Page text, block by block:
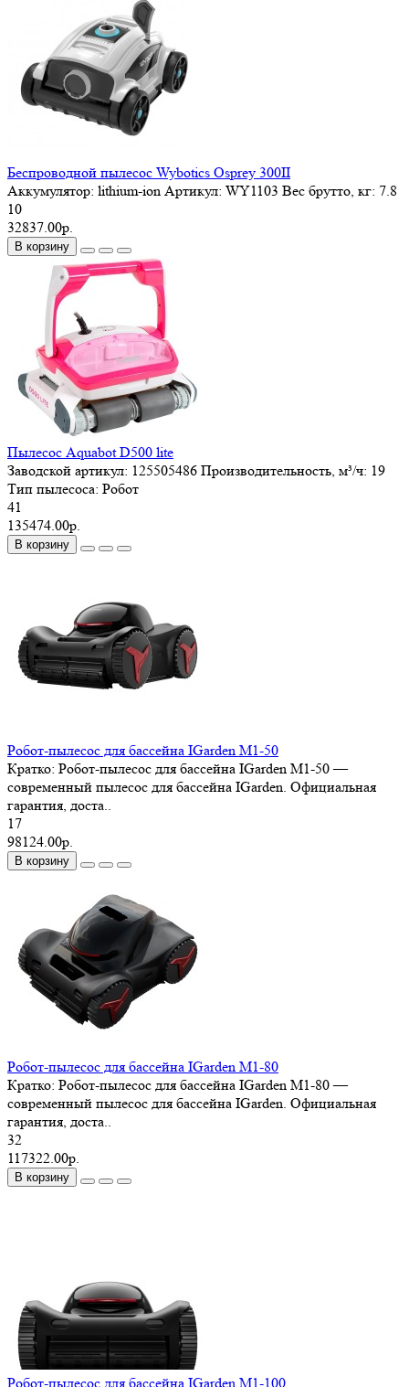
Беспроводной пылесос Wybotics Osprey 300II
Аккумулятор: lithium-ion Артикул: WY1103 Вес брутто, кг: 7.8
10
32837.00р.
В корзину
Пылесос Aquabot D500 lite
Заводской артикул: 125505486 Производительность, м³/ч: 19
Тип пылесоса: Робот
41
135474.00р.
В корзину
Робот-пылесос для бассейна IGarden M1-50
Кратко: Робот-пылесос для бассейна IGarden M1-50 —
современный пылесос для бассейна IGarden. Официальная
гарантия, доста..
17
98124.00р.
В корзину
Робот-пылесос для бассейна IGarden M1-80
Кратко: Робот-пылесос для бассейна IGarden M1-80 —
современный пылесос для бассейна IGarden. Официальная
гарантия, доста..
32
117322.00р.
В корзину
Робот-пылесос для бассейна IGarden M1-100